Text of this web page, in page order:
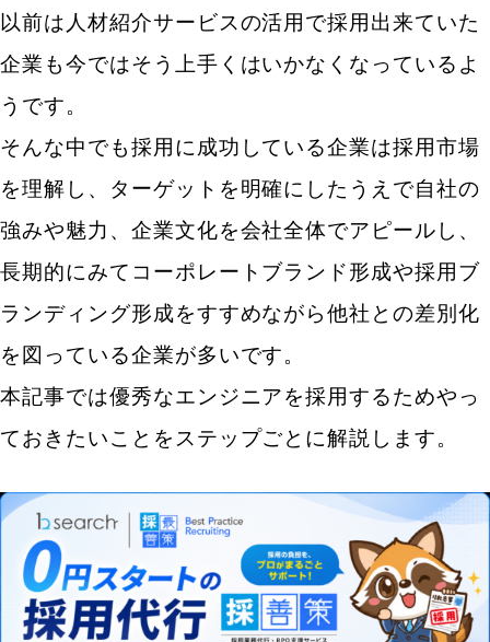
以前は人材紹介サービスの活用で採用出来ていた
企業も今ではそう上手くはいかなくなっているよ
うです。
そんな中でも採用に成功している企業は採用市場
を理解し、ターゲットを明確にしたうえで自社の
強みや魅力、企業文化を会社全体でアピールし、
長期的にみてコーポレートブランド形成や採用ブ
ランディング形成をすすめながら他社との差別化
を図っている企業が多いです。
本記事では優秀なエンジニアを採用するためやっ
ておきたいことをステップごとに解説します。